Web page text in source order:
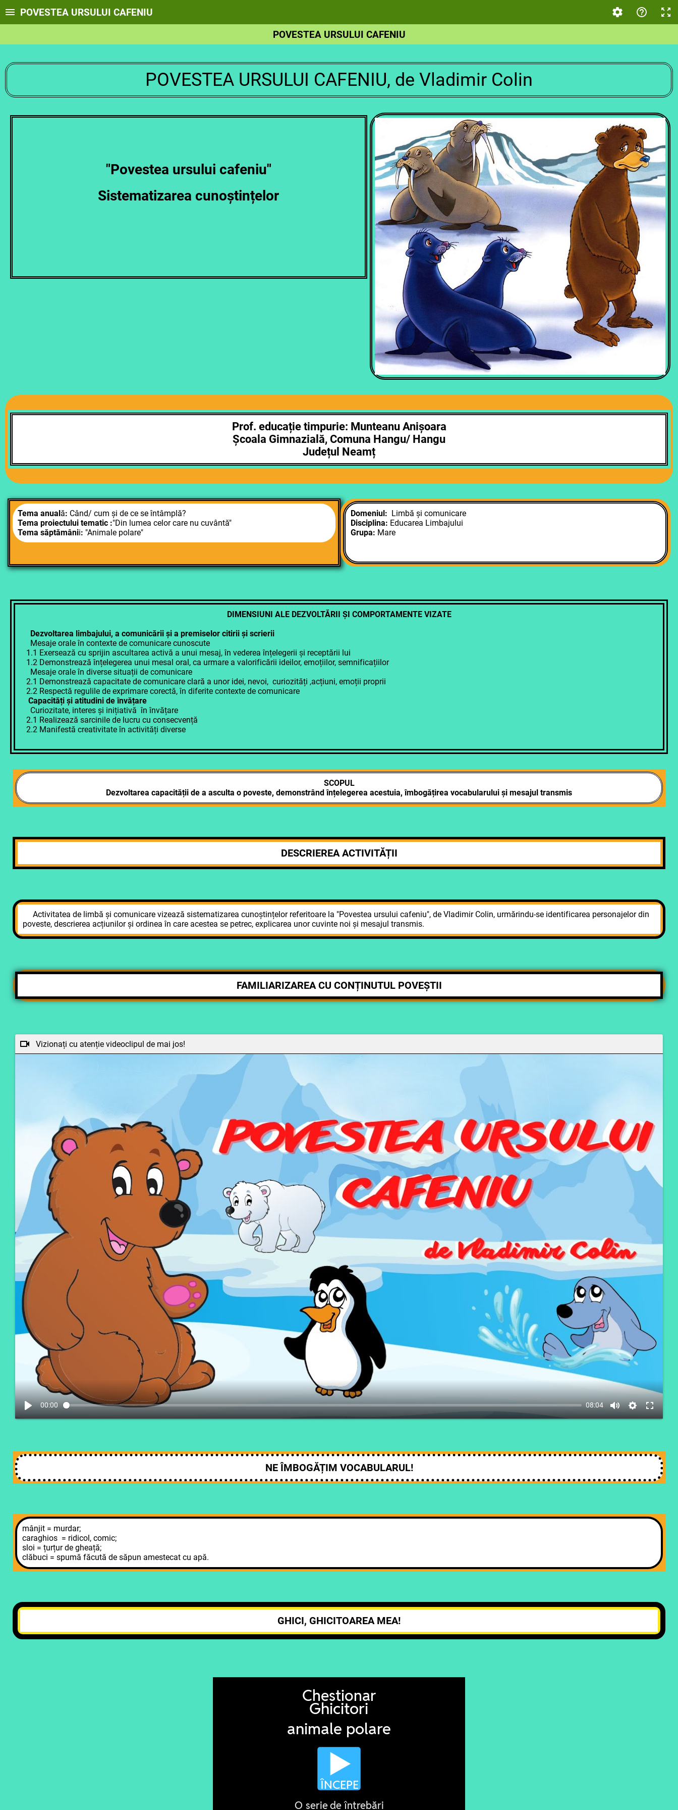
POVESTEA URSULUI CAFENIU
POVESTEA URSULUI CAFENIU
POVESTEA URSULUI CAFENIU, de Vladimir Colin
"Povestea ursului cafeniu"
Sistematizarea cunoștințelor
Prof. educație timpurie: Munteanu Anișoara
Școala Gimnazială, Comuna Hangu/ Hangu
Județul Neamț
Tema anual ă: Când/ cum și de ce se întâmplă?
Tema proiectului tematic :"Din lumea celor care nu cuvântă"
Tema săptămânii: "Animale polare"
Domeniul: Limbă și comunicare
Disciplina: Educarea Limbajului
Grupa: Mare
DIMENSIUNI ALE DEZVOLTĂRII ȘI COMPORTAMENTE VIZATE
Dezvoltarea limbajului, a comunicării și a premiselor citirii și scrierii
Mesaje orale în contexte de comunicare cunoscute
1.1 Exersează cu sprijin ascultarea activă a unui mesaj, în vederea înțelegerii și receptării lui
1.2 Demonstrează înțelegerea unui mesal oral, ca urmare a valorificării ideilor, emoțiilor, semnificațiilor
Mesaje orale în diverse situații de comunicare
2.1 Demonstrează capacitate de comunicare clară a unor idei, nevoi, curiozități ,acțiuni, emoții proprii
2.2 Respectă regulile de exprimare corectă, în diferite contexte de comunicare
Capacități și atitudini de învățare
Curiozitate, interes și inițiativă în învățare
2.1 Realizează sarcinile de lucru cu consecvență
2.2 Manifestă creativitate în activități diverse
SCOPUL
Dezvoltarea capacității de a asculta o poveste, demonstrând înțelegerea acestuia, îmbogățirea vocabularului și mesajul transmis
DESCRIEREA ACTIVITĂȚII
Activitatea de limbă și comunicare vizează sistematizarea cunoștințelor referitoare la "Povestea ursului cafeniu", de Vladimir Colin, urmărindu-se identificarea personajelor din
poveste, descrierea acțiunilor și ordinea în care acestea se petrec, explicarea unor cuvinte noi și mesajul transmis.
FAMILIARIZAREA CU CONȚINUTUL POVEȘTII
Vizionați cu atenție videoclipul de mai jos!
00:00 08:04
NE ÎMBOGĂȚIM VOCABULARUL!
mânjit = murdar;
caraghios = ridicol, comic;
sloi = țurțur de gheață;
clăbuci = spumă făcută de săpun amestecat cu apă.
GHICI, GHICITOAREA MEA!